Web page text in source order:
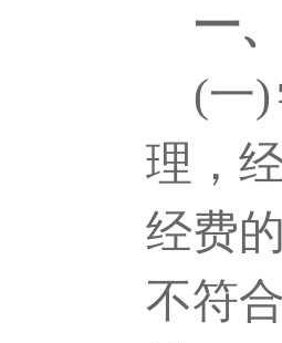
一
(一)
理，
经费
不符